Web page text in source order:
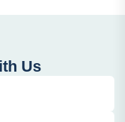
Us